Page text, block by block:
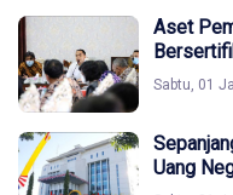
Aset
Sabtu, 01
Uang